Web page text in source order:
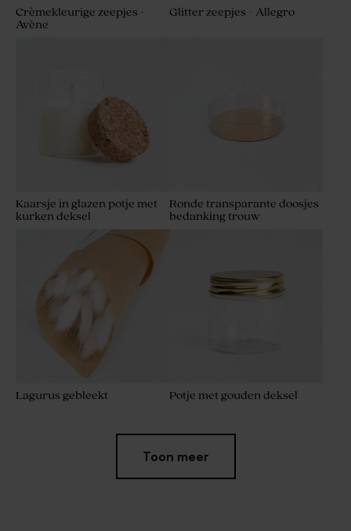
Crèmekleurige zeepjes -
Avène
Glitter zeepjes - Allegro
Kaarsje in glazen potje met
kurken deksel
Ronde transparante doosjes
bedanking trouw
Lagurus gebleekt Potje met gouden deksel
Toon meer